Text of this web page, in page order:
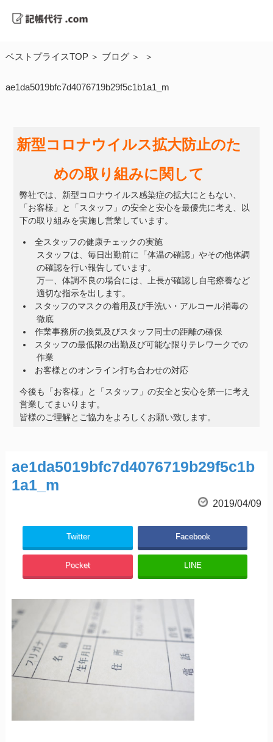
ベストプライスTOP ブログ
ae1da5019bfc7d4076719b29f5c1b1a1_m
新型コロナウイルス拡大防止のた
めの取り組みに関して
弊社では、新型コロナウイルス感染症の拡大にともない、
「お客様」と「スタッフ」の安全と安心を最優先に考え、以
下の取り組みを実施し営業しています。
全スタッフの健康チェックの実施
スタッフは、毎日出勤前に「体温の確認」やその他体調
の確認を行い報告しています。
万一、体調不良の場合には、上長が確認し自宅療養など
適切な指示を出します。
スタッフのマスクの着用及び手洗い・アルコール消毒の
徹底
作業事務所の換気及びスタッフ同士の距離の確保
スタッフの最低限の出勤及び可能な限りテレワークでの
作業
お客様とのオンライン打ち合わせの対応
今後も「お客様」と「スタッフ」の安全と安心を第一に考え
営業してまいります。
皆様のご理解とご協力をよろしくお願い致します。
ae1da5019bfc7d4076719b29f5c1b
1a1_m
2019/04/09
Twitter Facebook
Pocket LINE